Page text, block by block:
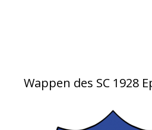
Wappen des SC 1928